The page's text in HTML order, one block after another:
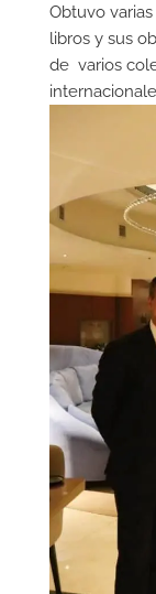
Obtuvo
libros y sus
de varios